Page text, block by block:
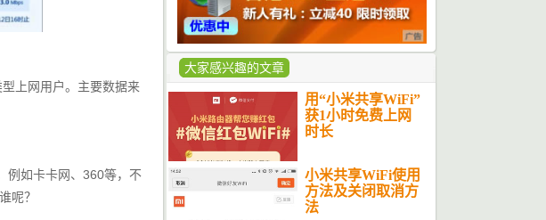
大家感兴趣的文章
用“小米共享WiFi”
获1小时免费上网
时长
小米共享WiFi使用
方法及关闭取消方
法
上网用户。主要数据来
例如卡卡网、360等，不
呢？